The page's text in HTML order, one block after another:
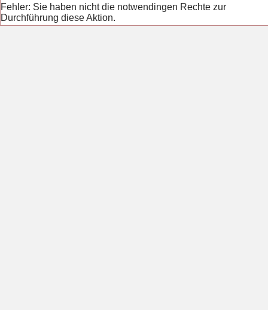
Fehler: Sie haben nicht die notwendingen Rechte zur
Durchführung diese Aktion.